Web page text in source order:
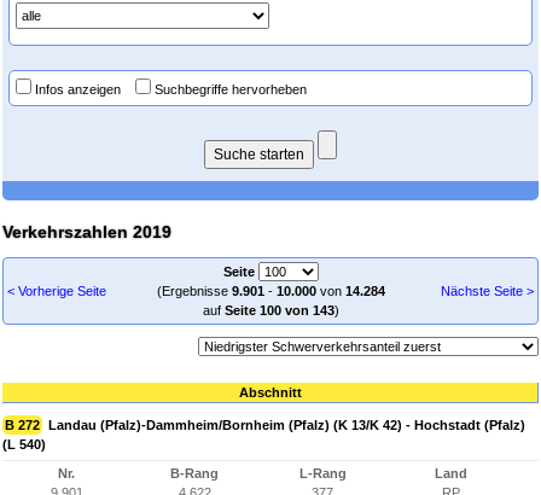
Infos anzeigen Suchbegriffe hervorheben
Verkehrszahlen 2019
< Vorherige Seite
Seite
(Ergebnisse 9.901- 10.000von 14.284
auf Seite 100 von 143)
Nächste Seite >
Abschnitt
B 272 Landau (Pfalz)-Dammheim/Bornheim (Pfalz) (K 13/K 42) - Hochstadt (Pfalz)
(L 540)
Nr.
B-Rang
L-Rang
Land